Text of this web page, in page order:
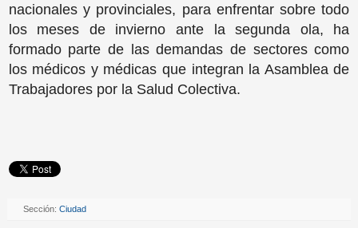
nacionales y provinciales, para enfrentar sobre todo
los meses de invierno ante la segunda ola, ha
formado parte de las demandas de sectores como
los médicos y médicas que integran la Asamblea de
Trabajadores por la Salud Colectiva.
Sección:Ciudad